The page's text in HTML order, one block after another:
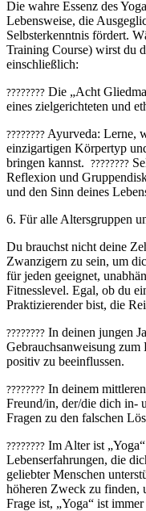
Die wahre Essenz des
Lebensweise, die
Selbsterkenntnis fördert.
Training Course) wirst du
einschließlich:
???????? Die „Acht
eines zielgerichteten und
???????? Ayurveda: Lerne,
einzigartigen Körpertyp
bringen kannst. ????????
Reflexion und
und den Sinn deines
6. Für alle Altersgruppen
Du brauchst nicht deine
Zwanzigern zu sein, um
für jeden geeignet,
Fitnesslevel. Egal, ob du
Praktizierender bist, die
???????? In deinen jungen
Gebrauchsanweisung zum
positiv zu beeinflussen.
???????? In deinem
Freund/in, der/die dich in-
Fragen zu den falschen
???????? Im Alter ist
Lebenserfahrungen, die
geliebter Menschen
höheren Zweck zu finden,
Frage ist, „Yoga“ ist